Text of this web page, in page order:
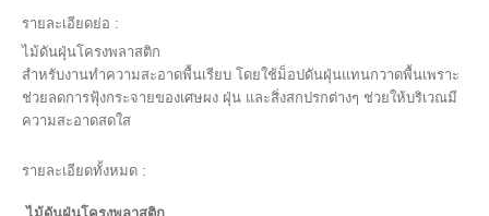
รายละเอียดย่อ :
ไม้ดันฝุ่นโครงพลาสติก
สำหรับงานทำความสะอาดพื้นเรียบ โดยใช้ม็อปดันฝุ่นแทนกวาดพื้นเพราะ
ช่วยลดการฟุ้งกระจายของเศษผง ฝุ่น และสิ่งสกปรกต่างๆ ช่วยให้บริเวณมี
ความสะอาดสดใส
รายละเอียดทั้งหมด :